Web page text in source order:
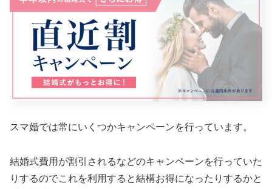
スマ婚では常にいくつかキャンペーンを行っています。
結婚式費用が割引されるなどのキャンペーンを行っていた
りするのでこれを利用すると結構お得になったりするかと